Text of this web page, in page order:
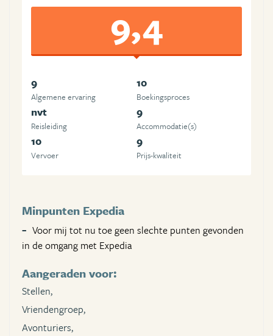
9,4
9
Algemene ervaring
10
Boekingsproces
nvt
Reisleiding
9
Accommodatie(s)
10
Vervoer
9
Prijs-kwaliteit
Minpunten Expedia
Voor mij tot nu toe geen slechte punten gevonden
in de omgang met Expedia
Aangeraden voor:
Stellen,
Vriendengroep,
Avonturiers,